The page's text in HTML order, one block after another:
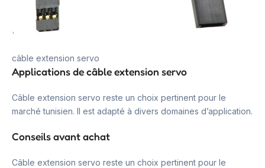
câble extension servo
Applications de câble extension servo
Câble extension servo reste un choix pertinent pour le
marché tunisien. Il est adapté à divers domaines d’application.
Conseils avant achat
Câble extension servo reste un choix pertinent pour le